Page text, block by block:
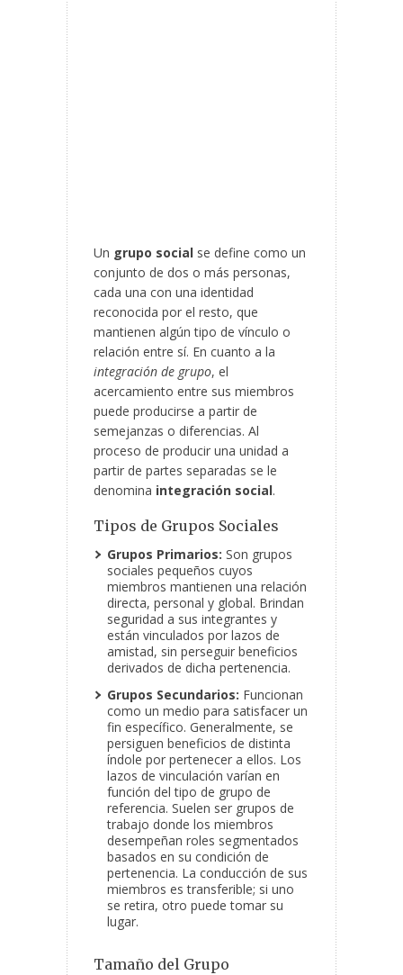
Un grupo social se define como un
conjunto de dos o más personas,
cada una con una identidad
reconocida por el resto, que
mantienen algún tipo de vínculo o
relación entre sí. En cuanto a la
integración de grupo, el
acercamiento entre sus miembros
puede producirse a partir de
semejanzas o diferencias. Al
proceso de producir una unidad a
partir de partes separadas se le
denomina integración social.
Tipos de Grupos Sociales
Grupos Primarios: Son grupos
sociales pequeños cuyos
miembros mantienen una relación
directa, personal y global. Brindan
seguridad a sus integrantes y
están vinculados por lazos de
amistad, sin perseguir beneficios
derivados de dicha pertenencia.
Grupos Secundarios: Funcionan
como un medio para satisfacer un
fin específico. Generalmente, se
persiguen beneficios de distinta
índole por pertenecer a ellos. Los
lazos de vinculación varían en
función del tipo de grupo de
referencia. Suelen ser grupos de
trabajo donde los miembros
desempeñan roles segmentados
basados en su condición de
pertenencia. La conducción de sus
miembros es transferible; si uno
se retira, otro puede tomar su
lugar.
Tamaño del Grupo